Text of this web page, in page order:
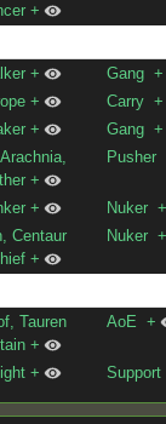
+
+ Gang +
+ Carry +
+ Gang +
+
Pusher
+ Nuker
Centaur
+
Nuker
Tauren
+
AoE +
+ Support